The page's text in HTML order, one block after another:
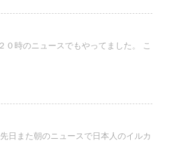
０時のニュースでもやってました。 こ
日また朝のニュースで日本人のイルカ